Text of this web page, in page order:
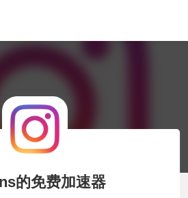
的免费加速器